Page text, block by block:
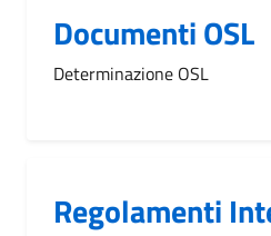
Documenti OSL
Determinazione OSL
Regolamenti